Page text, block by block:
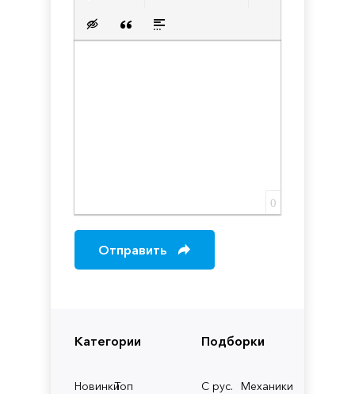
Категории
НовинкиТоп
Подборки
С рус.
Механики
Вставка скрытого текста
Вставка цитаты
Вставка спойлера
0
Отправить